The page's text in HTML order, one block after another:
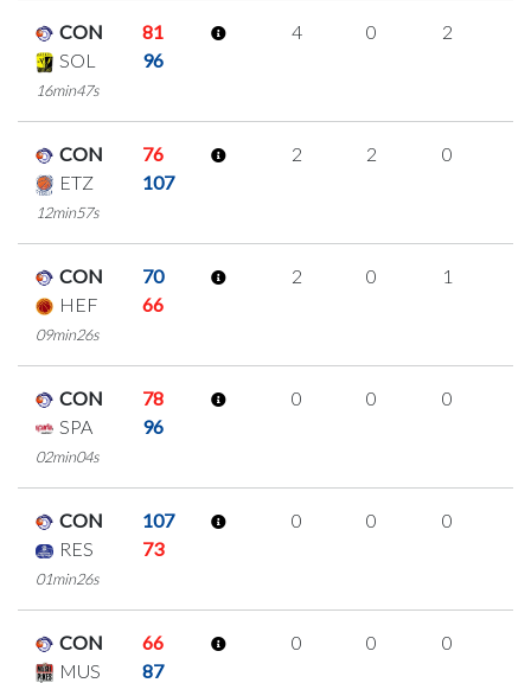
CON
81
SOL
96
16min47s
4 0 2
CON
76
ETZ
107
12min57s
2 2 0
CON
70
HEF
66
09min26s
2 0 1
CON
78
SPA
96
02min04s
0 0 0
CON
107
RES
73
01min26s
0 0 0
CON
66
MUS
87
0 0 0